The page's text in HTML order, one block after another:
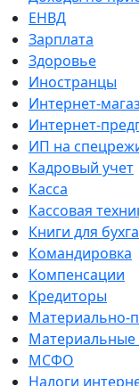
ЕНВД
Зарплата
Здоровье
Иностранцы
Интернет-
Интернет-
ИП на
Кадровый учет
Касса
Кассовая
Книги для
Командировка
Компенсации
Кредиторы
Материально-
Материальные
МСФО
Налоги